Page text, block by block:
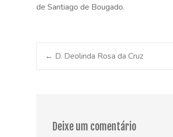
de Santiago de Bougado.
Post
← D. Deolinda Rosa da Cruz
Deixe um comentário